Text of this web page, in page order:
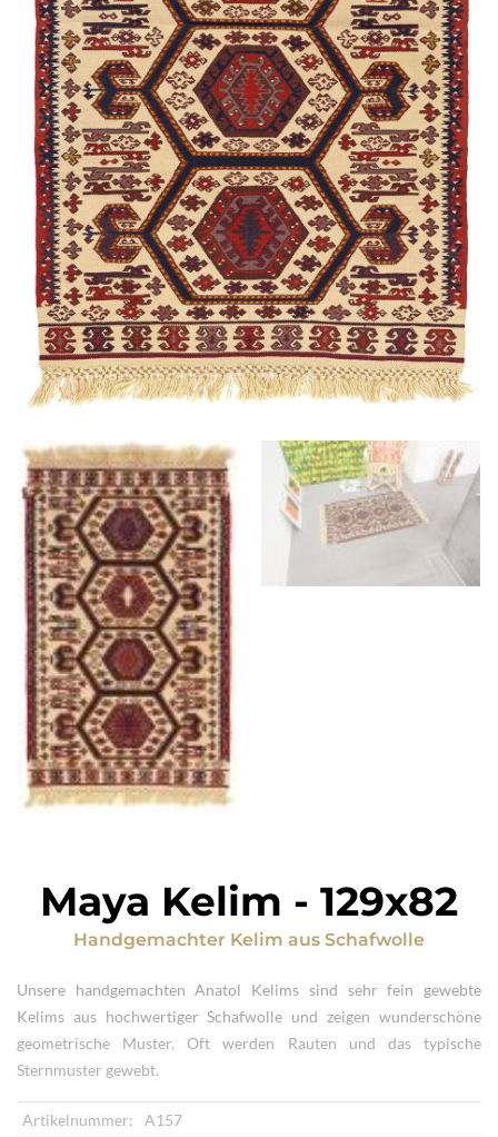
Maya Kelim - 129x82
Handgemachter Kelim aus Schafwolle
Unsere handgemachten Anatol Kelims sind sehr fein gewebte
Kelims aus hochwertiger Schafwolle und zeigen wunderschöne
geometrische Muster. Oft werden Rauten und das typische
Sternmuster gewebt.
Artikelnummer:
A157